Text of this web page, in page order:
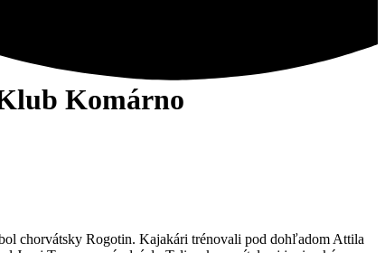
Komárno
chorvátsky Rogotin. Kajakári trénovali pod dohľadom Attila